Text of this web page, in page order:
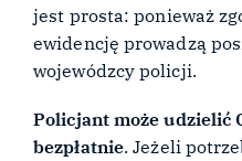
jest prosta: ponieważ
ewidencję prowadzą
wojewódzcy policji.
Policjant może udzielić
bezpłatnie. Jeżeli